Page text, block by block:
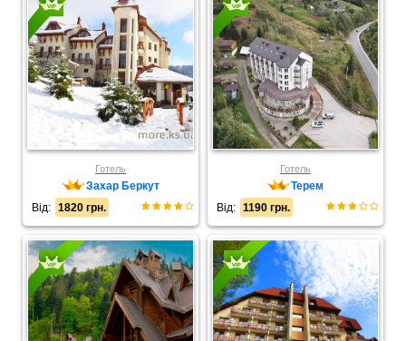
Готель
Захар Беркут
Від:
1820 грн.
Готель
Терем
Від:
1190 грн.